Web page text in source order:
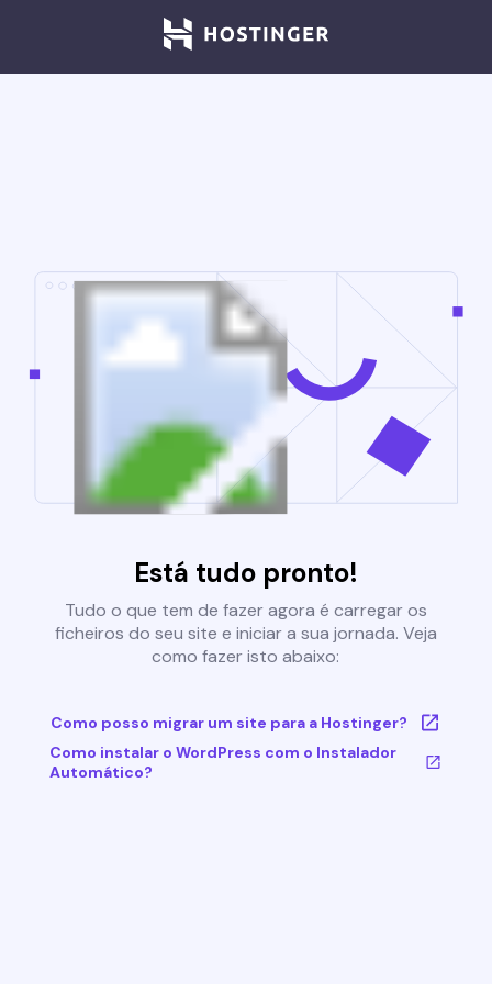
Está tudo pronto!
Tudo o que tem de fazer agora é carregar os
ficheiros do seu site e iniciar a sua jornada. Veja
como fazer isto abaixo:
Como posso migrar um site para a Hostinger?
Como instalar o WordPress com o Instalador
Automático?